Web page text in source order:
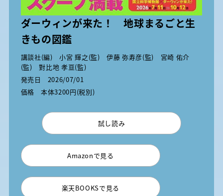
ダーウィンが来た！ 地球まるごと生
きもの図鑑
講談社(編) 小宮 輝之(監) 伊藤 弥寿彦(監) 宮崎 佑介
(監) 對比地 孝亘(監)
発売日
2026/07/01
価格
本体3200円(税別)
試し読み
Amazonで見る
楽天BOOKSで見る